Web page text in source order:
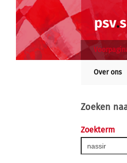
Over ons
Zoeken
Zoekterm